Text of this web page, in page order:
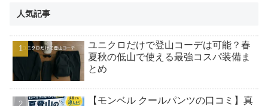
人気記事
ユニクロだけで登山コーデは可能？春
夏秋の低山で使える最強コスパ装備ま
とめ
【モンベル クールパンツの口コミ】真